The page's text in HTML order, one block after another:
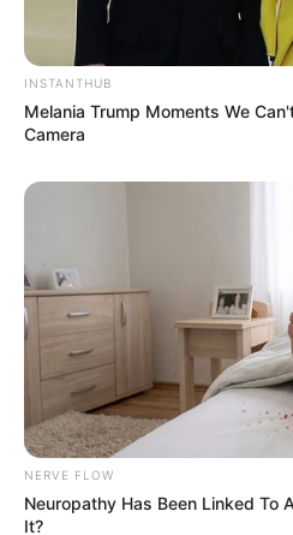
5. Namun beberapa
banyak yang mengandung
silikon didalamnya
INSTANTHUB
Melania Trump Moments We
Camera
NERVE FLOW
Neuropathy Has Been Linked To
It?